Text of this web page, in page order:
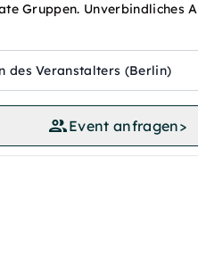
Gruppen. Unverbindliches
des Veranstalters (Berlin)
Event anfragen>